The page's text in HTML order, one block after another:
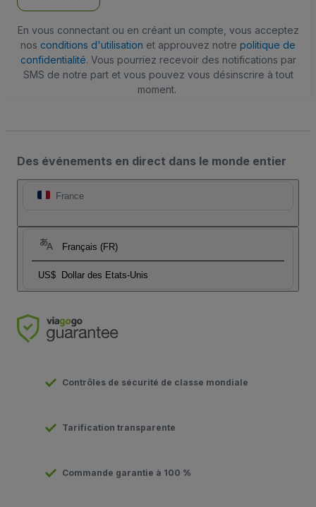
En vous connectant ou en créant un compte, vous acceptez
nos conditions d'utilisation et approuvez notre politique de
confidentialité. Vous pourriez recevoir des notifications par
SMS de notre part et vous pouvez vous désinscrire à tout
moment.
Des événements en direct dans le monde entier
France
Français (FR)
US$ Dollar des Etats-Unis
Contrôles de sécurité de classe mondiale
Tarification transparente
Commande garantie à 100 %